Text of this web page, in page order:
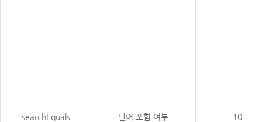
searchEquals 단어 포함 여부 10